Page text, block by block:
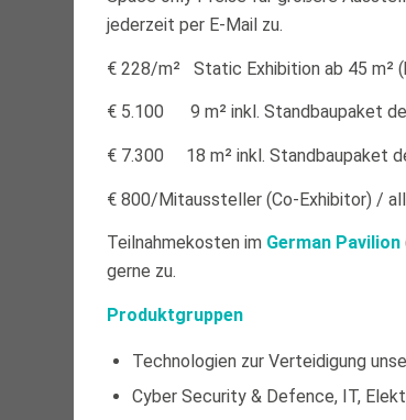
jederzeit per E-Mail zu.
€ 228/m² Static Exhibition ab 45 m²
€ 5.100 9 m² inkl. Standbaupaket
€ 7.300 18 m² inkl. Standbaupaket
€ 800/Mitaussteller (Co-Exhibitor) /
Teilnahmekosten im German Pavilion
gerne zu.
Produktgruppen
Technologien zur Verteidigung
Cyber Security & Defence, IT,